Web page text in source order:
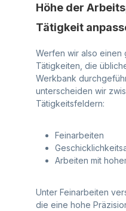
Höhe der
Tätigkeit
Werfen wir also einen
Tätigkeiten, die
Werkbank
unterscheiden wir
Tätigkeitsfeldern:
Feinarbeiten
Arbeiten mit
Unter Feinarbeiten
die eine hohe